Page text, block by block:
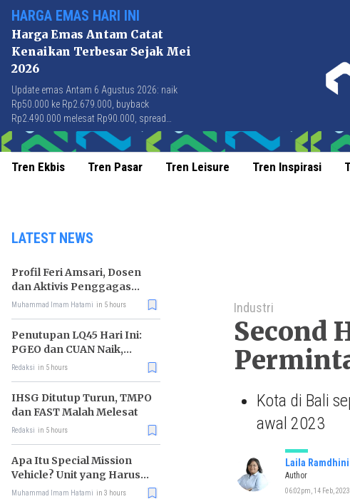
HARGA EMAS HARI INI
Harga Emas Antam Catat
Kenaikan Terbesar Sejak Mei
2026
Update emas Antam 6 Agustus 2026: naik
Rp50.000 ke Rp2.679.000, buyback
Rp2.490.000 melesat Rp90.000, spread
Rp189.000 tersempit sejak awal April 2026.
Tren Ekbis Tren Pasar Tren Leisure Tren Inspirasi
LATEST NEWS
Profil Feri Amsari, Dosen
dan Aktivis Penggagas
Kabinet Bayangan
Muhammad Imam Hatami in 5 hours
Penutupan LQ45 Hari Ini:
PGEO dan CUAN Naik,
MBMA Turun
Redaksi in 5 hours
IHSG Ditutup Turun, TMPO
dan FAST Malah Melesat
Redaksi in 5 hours
Apa Itu Special Mission
Vehicle? Unit yang Harus
Bereskan Utang Whoosh
Muhammad Imam Hatami in 3 hours
Industri
Second
Kota di Bali
awal 2023
Laila Ramdhini
Author
06:02pm, 14 Feb, 2023